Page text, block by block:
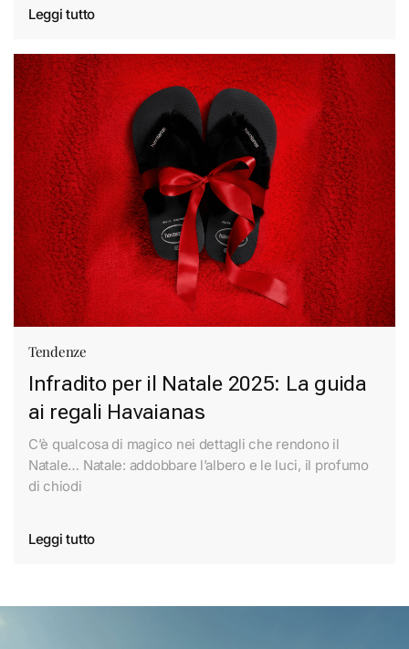
Leggi tutto
Tendenze
Infradito per il Natale 2025: La guida
ai regali Havaianas
C’è qualcosa di magico nei dettagli che rendono il
Natale… Natale: addobbare l’albero e le luci, il profumo
di chiodi
Leggi tutto